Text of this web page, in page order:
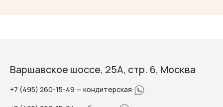
Варшавское шоссе, 25А, стр. 6, Москва
+7 (495) 260-15-49 — кондитерская